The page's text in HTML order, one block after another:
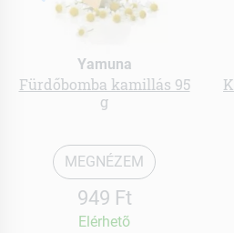
Yamuna
Fürdőbomba kamillás 95
g
MEGNÉZEM
949 Ft
Elérhetõ